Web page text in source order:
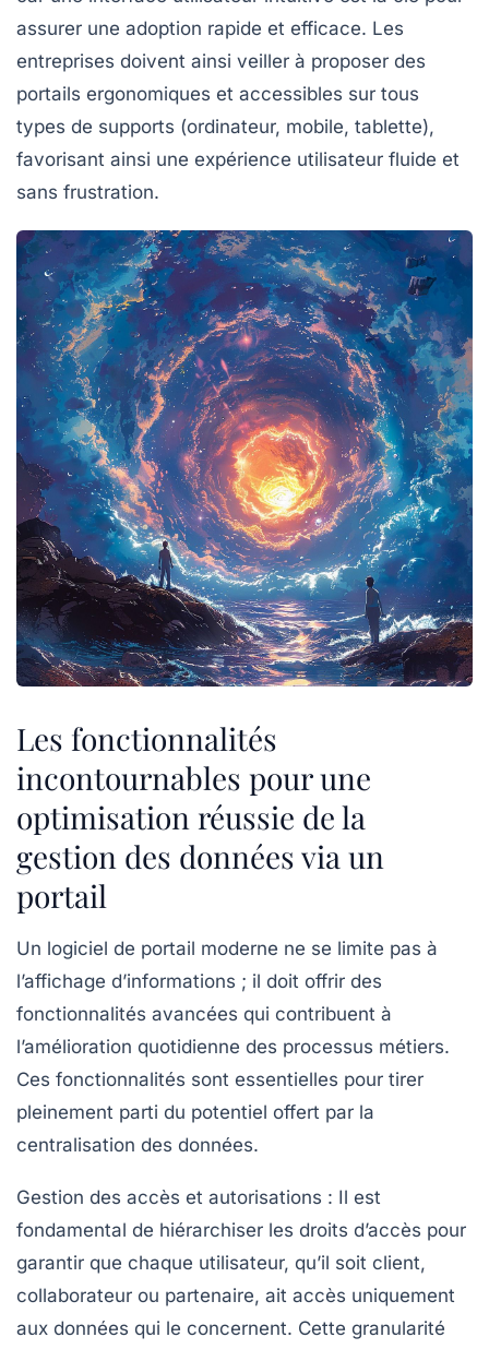
assurer une adoption rapide et efficace. Les
entreprises doivent ainsi veiller à proposer des
portails ergonomiques et accessibles sur tous
types de supports (ordinateur, mobile, tablette),
favorisant ainsi une expérience utilisateur fluide et
sans frustration.
Les fonctionnalités
incontournables pour une
optimisation réussie de la
gestion des données via un
portail
Un logiciel de portail moderne ne se limite pas à
l’affichage d’informations ; il doit offrir des
fonctionnalités avancées qui contribuent à
l’amélioration quotidienne des processus métiers.
Ces fonctionnalités sont essentielles pour tirer
pleinement parti du potentiel offert par la
centralisation des données.
Gestion des accès et autorisations : Il est
fondamental de hiérarchiser les droits d’accès pour
garantir que chaque utilisateur, qu’il soit client,
collaborateur ou partenaire, ait accès uniquement
aux données qui le concernent. Cette granularité